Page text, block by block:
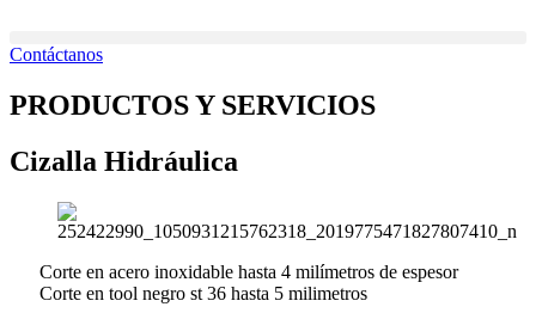
contenido
Contáctanos
PRODUCTOS Y SERVICIOS
Cizalla Hidráulica
Corte en acero inoxidable hasta 4 milímetros de espesor
Corte en tool negro st 36 hasta 5 milimetros